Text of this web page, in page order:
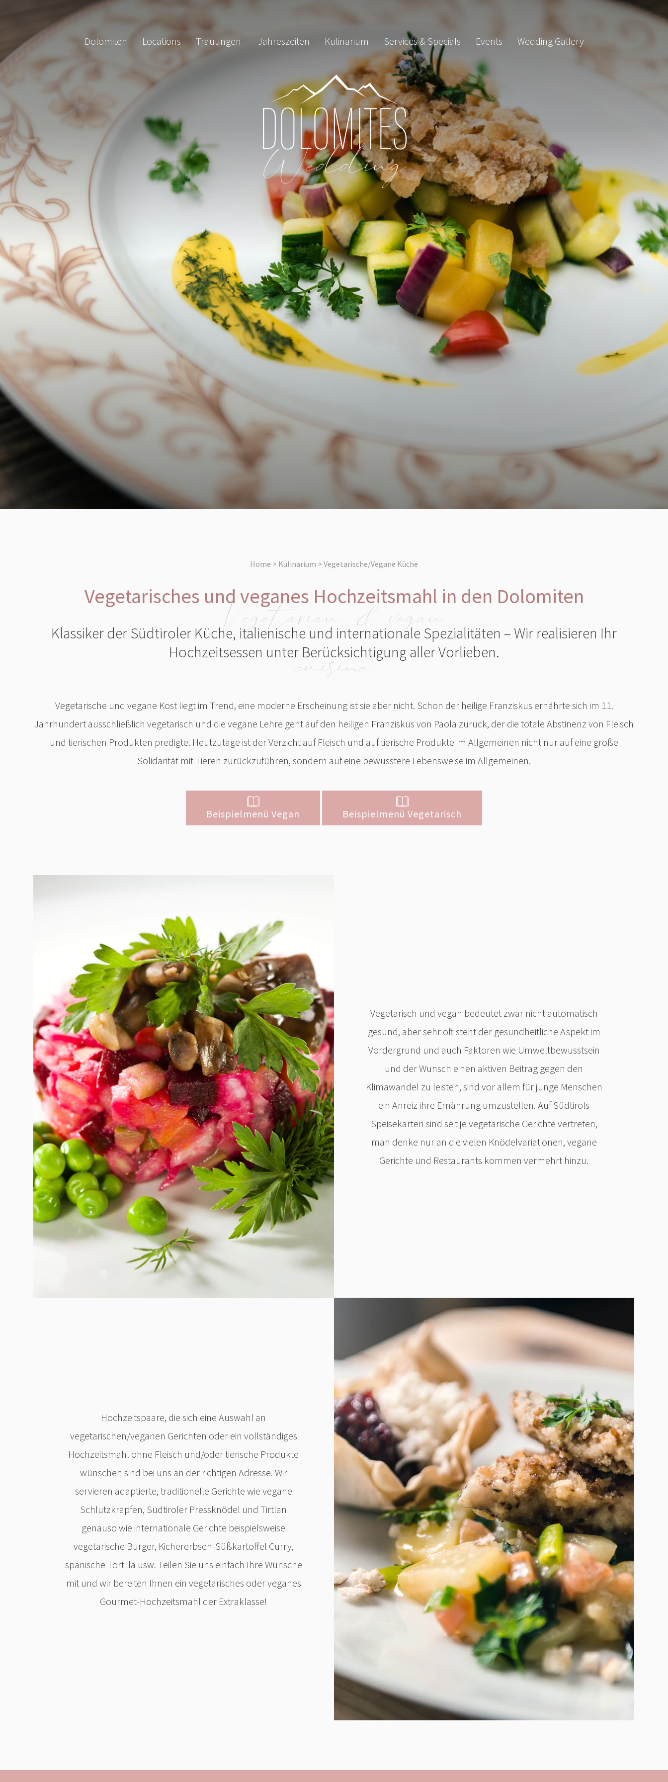
Dolomiten Locations Trauungen Jahreszeiten Kulinarium Services & Specials Events Wedding Gallery
Home > Kulinarium > Vegetarische/Vegane Küche
Vegetarisches und veganes Hochzeitsmahl in den Dolomiten
Klassiker der Südtiroler Küche, italienische und internationale Spezialitäten – Wir realisieren Ihr
Hochzeitsessen unter Berücksichtigung aller Vorlieben.
Vegetarian & vegan
cuisine
Vegetarische und vegane Kost liegt im Trend, eine moderne Erscheinung ist sie aber nicht. Schon der heilige Franziskus ernährte sich im 11.
Jahrhundert ausschließlich vegetarisch und die vegane Lehre geht auf den heiligen Franziskus von Paola zurück, der die totale Abstinenz von Fleisch
und tierischen Produkten predigte. Heutzutage ist der Verzicht auf Fleisch und auf tierische Produkte im Allgemeinen nicht nur auf eine große
Solidarität mit Tieren zurückzuführen, sondern auf eine bewusstere Lebensweise im Allgemeinen.
Beispielmenü Vegan Beispielmenü Vegetarisch
Vegetarisch und vegan bedeutet zwar nicht automatisch
gesund, aber sehr oft steht der gesundheitliche Aspekt im
Vordergrund und auch Faktoren wie Umweltbewusstsein
und der Wunsch einen aktiven Beitrag gegen den
Klimawandel zu leisten, sind vor allem für junge Menschen
ein Anreiz ihre Ernährung umzustellen. Auf Südtirols
Speisekarten sind seit je vegetarische Gerichte vertreten,
man denke nur an die vielen Knödelvariationen, vegane
Gerichte und Restaurants kommen vermehrt hinzu.
Hochzeitspaare, die sich eine Auswahl an
vegetarischen/veganen Gerichten oder ein vollständiges
Hochzeitsmahl ohne Fleisch und/oder tierische Produkte
wünschen sind bei uns an der richtigen Adresse. Wir
servieren adaptierte, traditionelle Gerichte wie vegane
Schlutzkrapfen, Südtiroler Pressknödel und Tirtlan
genauso wie internationale Gerichte beispielsweise
vegetarische Burger, Kichererbsen-Süßkartoffel Curry,
spanische Tortilla usw. Teilen Sie uns einfach Ihre Wünsche
mit und wir bereiten Ihnen ein vegetarisches oder veganes
Gourmet-Hochzeitsmahl der Extraklasse!